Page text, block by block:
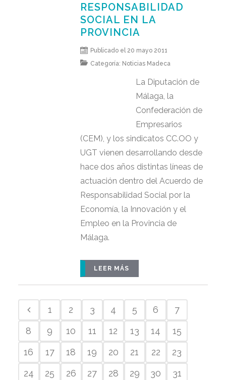
RESPONSABILIDAD
SOCIAL EN LA
PROVINCIA
Publicado el 20 mayo 2011
Categoría: Noticias Madeca
La Diputación de
Málaga, la
Confederación de
Empresarios
(CEM), y los sindicatos CC.OO y
UGT vienen desarrollando desde
hace dos años distintas líneas de
actuación dentro del Acuerdo de
Responsabilidad Social por la
Economía, la Innovación y el
Empleo en la Provincia de
Málaga.
LEER MÁS
1 2 3 4 5 6
7
8
9 10 11 12 13 14
15
16
17 18 19 20 21 22
23
24
25 26 27 28 29 30 31